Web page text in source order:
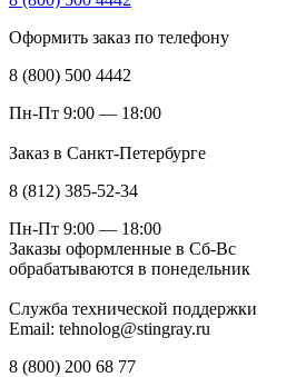
Оформить заказ по телефону
8 (800) 500 4442
Пн-Пт 9:00 — 18:00
Заказ в Санкт-Петербурге
8 (812) 385-52-34
Пн-Пт 9:00 — 18:00
Заказы оформленные в Сб-Вс
обрабатываются в понедельник
Служба технической поддержки
Email: tehnolog@stingray.ru
8 (800) 200 68 77